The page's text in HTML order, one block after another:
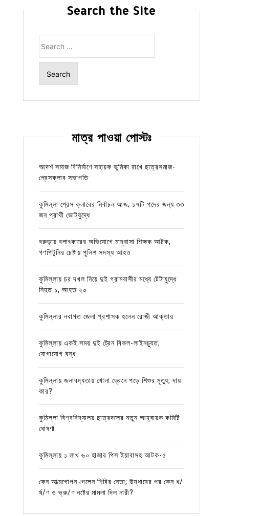
Search the Site
for:
মাত্র পাওয়া পোস্টঃ
আদর্শ সমাজ বিনির্মাণে সহায়ক ভুমিকা রাখে ছাত্রসমাজ-
প্রেসক্লাব সভাপতি
কুমিল্লা প্রেস ক্লাবের নির্বাচন আজ; ১৭টি পদের জন্য ৩৩
জন প্রার্থী ভোটযুদ্ধে
বরুড়ায় বলাৎকারের অভিযোগে মাদ্রাসা শিক্ষক আটক,
গণপিটুনির চেষ্টায় পুলিশ সদস্য আহত
কুমিল্লায় চর দখল নিয়ে দুই গ্রামবাসীর মধ্যে টেটাযুদ্ধে
নিহত ১, আহত ২০
কুমিল্লার নবাগত জেলা প্রশাসক হলেন রোজী আক্তার
কুমিল্লায় একই সময় দুই ট্রেন বিকল-লাইনচ্যুত;
যোগাযোগ বন্ধ
কুমিল্লায় জলাবদ্ধতায় খোলা ড্রেনে পড়ে শিশুর মৃত্যু, দায়
কার?
কুমিল্লা বিশ্ববিদ্যালয় ছাত্রদলের নতুন আহ্বায়ক কমিটি
ঘোষণা
কুমিল্লায় ১ লাখ ৬০ হাজার পিস ইয়াবাসহ আটক-৫
কেন আত্মগোপন গেলেন শিবির নেতা; উদ্ধারের পর কেন ধ/
র্ষ/ণ ও ভ্রু/ণ নষ্টের মামলা দিল নারী?